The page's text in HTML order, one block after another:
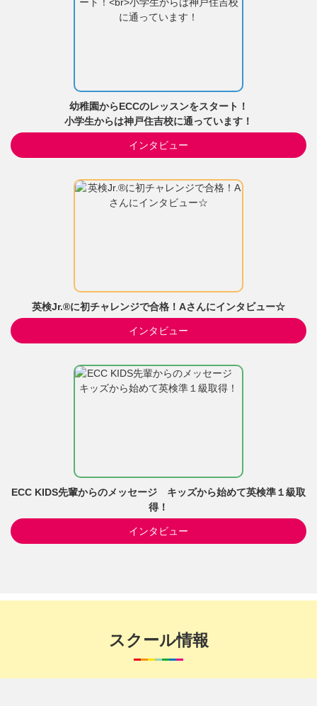
幼稚園からECCのレッスンをスタート！
小学生からは神戸住吉校に通っています！
インタビュー
英検Jr.®に初チャレンジで合格！Aさんにインタビュー☆
インタビュー
ECC KIDS先輩からのメッセージ キッズから始めて英検準１級取
得！
インタビュー
スクール情報